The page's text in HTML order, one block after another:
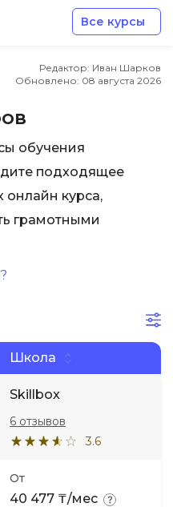
Все курсы
Редактор: Иван Шарков
Обновлено: 08 августа 2026
обучения
подходящее
онлайн курса,
грамотными
Школа
Skillbox
3.6
6 отзывов
От
40 477 ₸/мес